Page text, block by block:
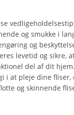
og smukke i
og
levetid og sikre,
del af dit
i at pleje dine fliser,
og skinnende